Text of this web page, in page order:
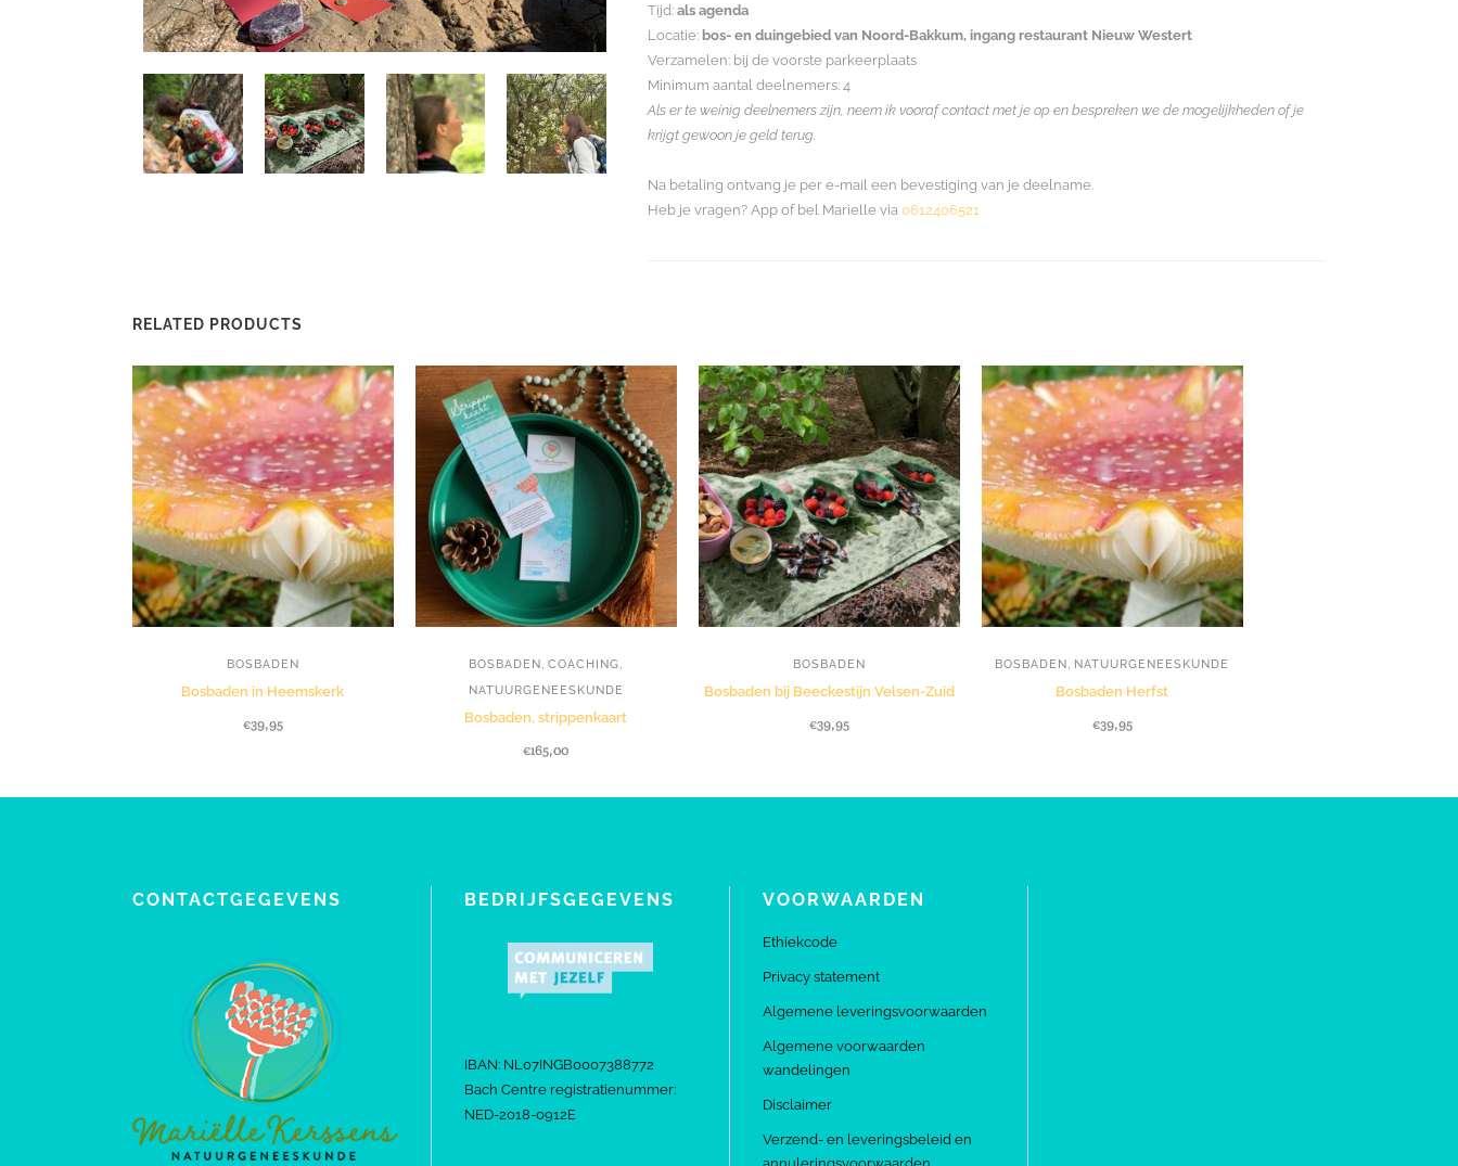
Tijd: als agenda
Locatie: bos- en duingebied van Noord-Bakkum, ingang restaurant Nieuw Westert
Verzamelen: bij de voorste parkeerplaats
Minimum aantal deelnemers: 4
Als er te weinig deelnemers zijn, neem ik vooraf contact met je op en bespreken we de mogelijkheden of je
krijgt gewoon je geld terug.
Na betaling ontvang je per e-mail een bevestiging van je deelname.
Heb je vragen? App of bel Marielle via 0612406521
RELATED PRODUCTS
BOSBADEN
Bosbaden in Heemskerk
€39,95
BOSBADEN ,COACHING
NATUURGENEESKUNDE
Bosbaden, strippenkaart
€165,00
BOSBADEN
Bosbaden bij Beeckestijn Velsen-Zuid
€39,95
BOSBADEN NATUURGENEESKUNDE
Bosbaden Herfst
€39,95
CONTACTGEGEVENS BEDRIJFSGEGEVENS
IBAN: NL07INGB0007388772
Bach Centre registratienummer:
NED-2018-0912E
VOORWAARDEN
Ethiekcode
Privacy statement
Algemene leveringsvoorwaarden
Algemene voorwaarden
wandelingen
Disclaimer
Verzend- en leveringsbeleid en